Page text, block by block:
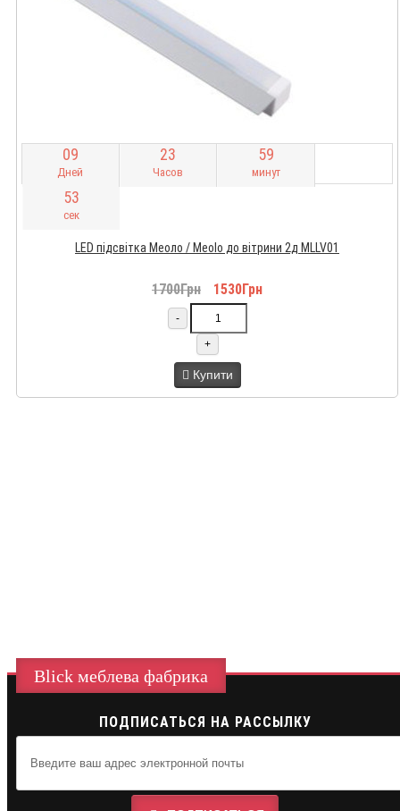
09
Дней
23
Часов
59
минут
51
сек
LED підсвітка Меоло / Meolo до вітрини 2д MLLV01
1700Грн 1530Грн
-
+
Купити
Blick меблева фабрика
ПОДПИСАТЬСЯ НА РАССЫЛКУ